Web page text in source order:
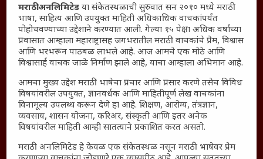
आजच्या युगातील तरुण पिढी कुठे हरवली?
महाराष्ट्रातील किल्ल्यांचे महत्त्व : स्वराज्याच्या वैभवशाली इतिहासाचे
साक्षीदार
₹370 ची बिर्याणी” आणि हरवत चाललेली संवेदनशीलता : आजच्या
तरुणांच्या मनात नेमकं काय चाललंय?
यश आणि आत्मविश्वास: स्वप्नांना वास्तवात बदलण्याची शक्ती
महाराष्ट्रातील बदलत्या हवामानाचा शेतीवर वाढता परिणाम:
शेतकऱ्यांसमोरील नवीन आव्हाने आणि संधी
महाराष्ट्र आणि संपूर्ण भारतातील शेतकऱ्यांना मान्सूनचे महत्त्व
‘कॉकरोच जनता पार्टी’ची वेबसाईट अचानक डाउन; सोशल
मराठी अनलिमिटेड या संकेतस्थळाची सुरुवात सन २०१० मध्ये मराठी
भाषा, साहित्य आणि उपयुक्त माहिती अधिकाधिक वाचकांपर्यंत
पोहोचवण्याच्या उद्देशाने करण्यात आली. गेल्या १५ पेक्षा अधिक वर्षांच्या
प्रवासात आम्हाला महाराष्ट्रासह जगभरातील मराठी वाचकांचे प्रेम, विश्वास
आणि भरभरून पाठबळ लाभले आहे. आज आमचे एक मोठे आणि
विश्वासार्ह वाचक जाळे निर्माण झाले आहे, याचा आम्हाला अभिमान आहे.
आमचा मुख्य उद्देश मराठी भाषेचा प्रचार आणि प्रसार करणे तसेच विविध
विषयांवरील उपयुक्त, ज्ञानवर्धक आणि माहितीपूर्ण लेख वाचकांना
विनामूल्य उपलब्ध करून देणे हा आहे. शिक्षण, आरोग्य, तंत्रज्ञान,
व्यवसाय, शासन योजना, करिअर, संस्कृती आणि इतर अनेक
विषयांवरील माहिती आम्ही सातत्याने प्रकाशित करत असतो.
मराठी अनलिमिटेड हे केवळ एक संकेतस्थळ नसून मराठी भाषेवर प्रेम